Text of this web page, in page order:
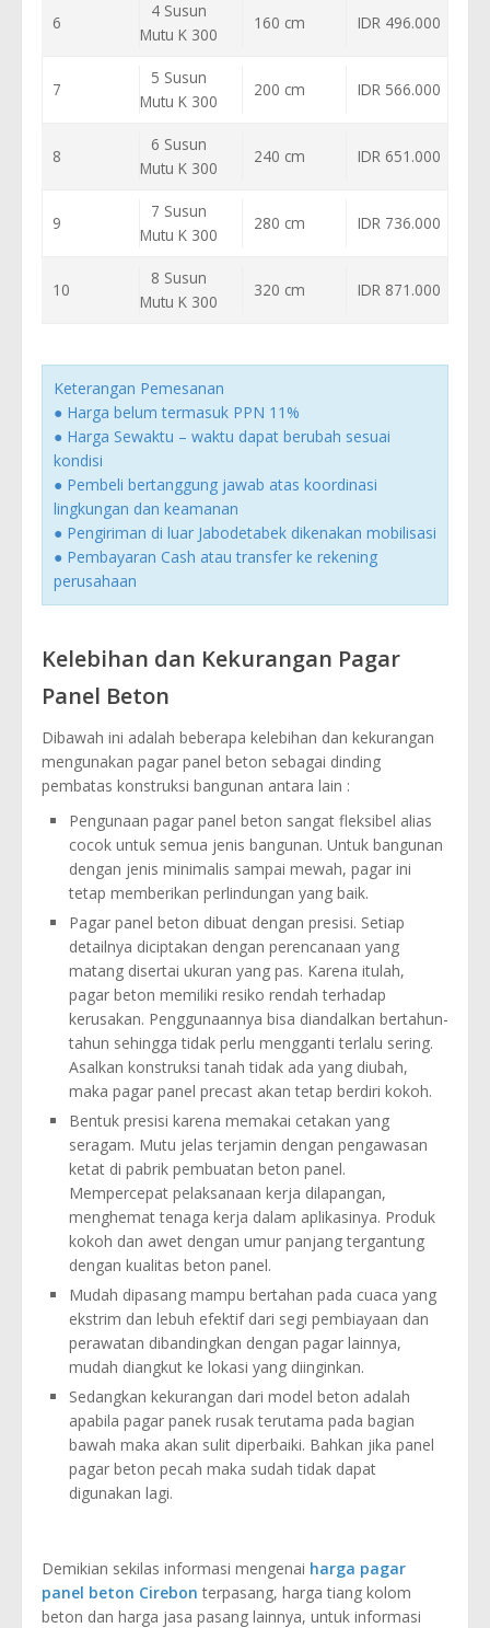
6
4 Susun
Mutu K 300
160 cm IDR 496.000
7
5 Susun
Mutu K 300
200 cm IDR 566.000
8
6 Susun
Mutu K 300
240 cm IDR 651.000
9
7 Susun
Mutu K 300
280 cm IDR 736.000
10
8 Susun
Mutu K 300
320 cm IDR 871.000
Keterangan Pemesanan
● Harga belum termasuk PPN 11%
● Harga Sewaktu – waktu dapat berubah sesuai
kondisi
● Pembeli bertanggung jawab atas koordinasi
lingkungan dan keamanan
● Pengiriman di luar Jabodetabek dikenakan mobilisasi
● Pembayaran Cash atau transfer ke rekening
perusahaan
Kelebihan dan Kekurangan Pagar
Panel Beton
Dibawah ini adalah beberapa kelebihan dan kekurangan
mengunakan pagar panel beton sebagai dinding
pembatas konstruksi bangunan antara lain :
Pengunaan pagar panel beton sangat fleksibel alias
cocok untuk semua jenis bangunan. Untuk bangunan
dengan jenis minimalis sampai mewah, pagar ini
tetap memberikan perlindungan yang baik.
Pagar panel beton dibuat dengan presisi. Setiap
detailnya diciptakan dengan perencanaan yang
matang disertai ukuran yang pas. Karena itulah,
pagar beton memiliki resiko rendah terhadap
kerusakan. Penggunaannya bisa diandalkan bertahun-
tahun sehingga tidak perlu mengganti terlalu sering.
Asalkan konstruksi tanah tidak ada yang diubah,
maka pagar panel precast akan tetap berdiri kokoh.
Bentuk presisi karena memakai cetakan yang
seragam. Mutu jelas terjamin dengan pengawasan
ketat di pabrik pembuatan beton panel.
Mempercepat pelaksanaan kerja dilapangan,
menghemat tenaga kerja dalam aplikasinya. Produk
kokoh dan awet dengan umur panjang tergantung
dengan kualitas beton panel.
Mudah dipasang mampu bertahan pada cuaca yang
ekstrim dan lebuh efektif dari segi pembiayaan dan
perawatan dibandingkan dengan pagar lainnya,
mudah diangkut ke lokasi yang diinginkan.
Sedangkan kekurangan dari model beton adalah
apabila pagar panek rusak terutama pada bagian
bawah maka akan sulit diperbaiki. Bahkan jika panel
pagar beton pecah maka sudah tidak dapat
digunakan lagi.
Demikian sekilas informasi mengenai harga pagar
panel beton Cirebon terpasang, harga tiang kolom
beton dan harga jasa pasang lainnya, untuk informasi